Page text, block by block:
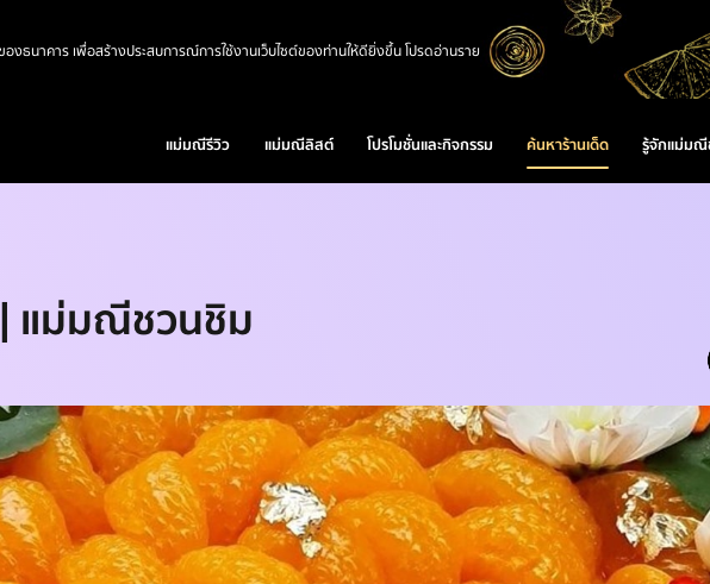
แม่มณีรีวิว แม่มณีลิสต์ โปรโมชั่นและกิจกรรม ค้นหาร้านเด็ด รู้จักแม่ม
องธนาคาร เพื่อสร้างประสบการณ์การใช้งานเว็บไซต์ของท่านให้ดียิ่งขึ้น โปรดอ่านราย
แม่มณีชวนชิม